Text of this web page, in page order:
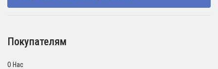
Покупателям
О Нас